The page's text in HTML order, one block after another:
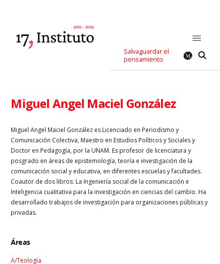
Salvaguardar el
pensamiento
Miguel Angel Maciel González
Miguel Angel Maciel González es Licenciado en Periodismo y
Comunicación Colectiva, Maestro en Estudios Políticos y Sociales y
Doctor en Pedagogía, por la UNAM. Es profesor de licenciatura y
posgrado en áreas de epistemología, teoría e investigación de la
comunicación social y educativa, en diferentes escuelas y facultades.
Coautor de dos libros: La Ingeniería social de la comunicación e
Inteligencia cualitativa para la investigación en ciencias del cambio. Ha
desarrollado trabajos de investigación para organizaciones públicas y
privadas.
Áreas
A/Teología